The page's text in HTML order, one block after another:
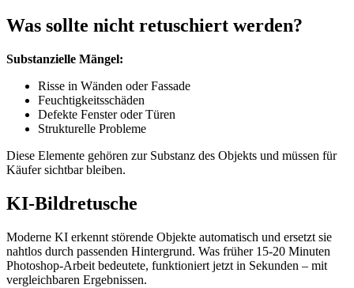
Was sollte nicht retuschiert werden?
Substanzielle Mängel:
Risse in Wänden oder Fassade
Feuchtigkeitsschäden
Defekte Fenster oder Türen
Strukturelle Probleme
Diese Elemente gehören zur Substanz des Objekts und müssen für
Käufer sichtbar bleiben.
KI-Bildretusche
Moderne KI erkennt störende Objekte automatisch und ersetzt sie
nahtlos durch passenden Hintergrund. Was früher 15-20 Minuten
Photoshop-Arbeit bedeutete, funktioniert jetzt in Sekunden – mit
vergleichbaren Ergebnissen.